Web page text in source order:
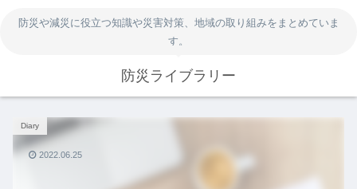
防災や減災に役立つ知識や災害対策、地域の取り組みをまとめていま
す。
防災ライブラリー
Diary
2022.06.25